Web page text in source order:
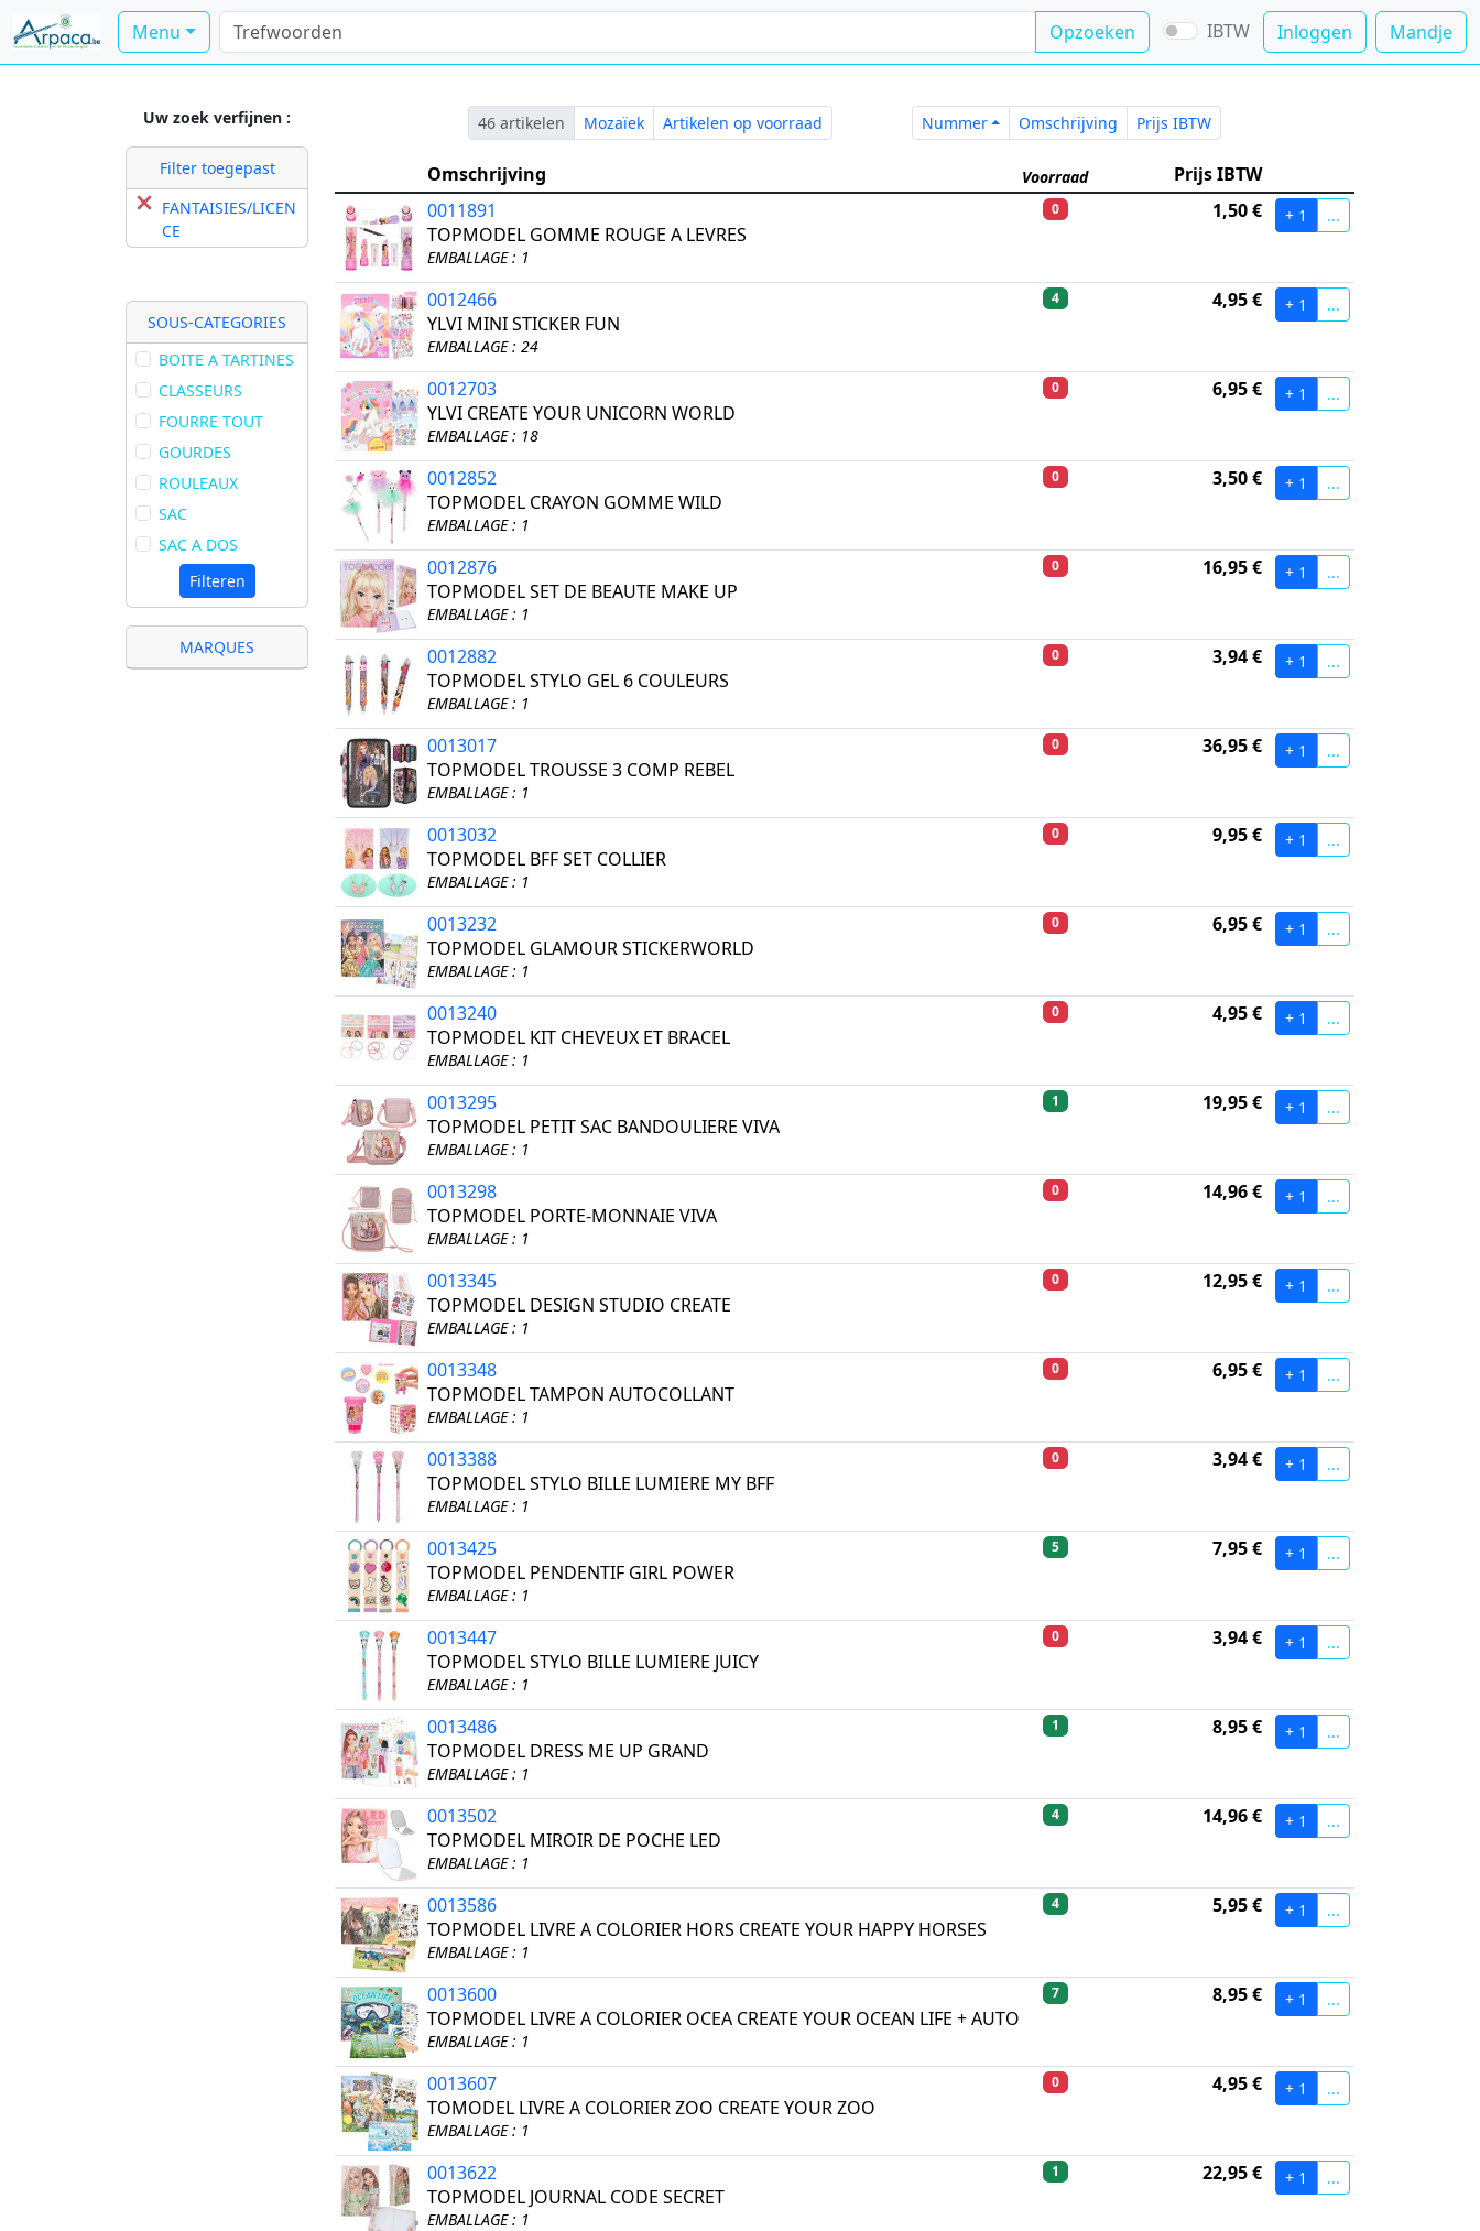
Menu Opzoeken IBTW Inloggen Mandje
Uw zoek verfijnen :
Filter toegepast
FANTAISIES/LICEN
CE
SOUS-CATEGORIES
BOITE A TARTINES
CLASSEURS
FOURRE TOUT
GOURDES
ROULEAUX
SAC
SAC A DOS
Filteren
MARQUES
46 artikelen Mozaïek Artikelen op voorraad NummerNummerOmschrijving Omschrijving
Prijs IBTWPrijs IBTW
Omschrijving Voorraad
Prijs IBTW
0011891
TOPMODEL GOMME ROUGE A LEVRES
EMBALLAGE : 1
0 1,50 € + 1 ...
0012466
YLVI MINI STICKER FUN
EMBALLAGE : 24
4 4,95 € + 1 ...
0012703
YLVI CREATE YOUR UNICORN WORLD
EMBALLAGE : 18
0 6,95 € + 1 ...
0012852
TOPMODEL CRAYON GOMME WILD
EMBALLAGE : 1
0 3,50 € + 1 ...
0012876
TOPMODEL SET DE BEAUTE MAKE UP
EMBALLAGE : 1
0 16,95 € + 1 ...
0012882
TOPMODEL STYLO GEL 6 COULEURS
EMBALLAGE : 1
0 3,94 € + 1 ...
0013017
TOPMODEL TROUSSE 3 COMP REBEL
EMBALLAGE : 1
0 36,95 € + 1 ...
0013032
TOPMODEL BFF SET COLLIER
EMBALLAGE : 1
0 9,95 € + 1 ...
0013232
TOPMODEL GLAMOUR STICKERWORLD
EMBALLAGE : 1
0 6,95 € + 1 ...
0013240
TOPMODEL KIT CHEVEUX ET BRACEL
EMBALLAGE : 1
0 4,95 € + 1 ...
0013295
TOPMODEL PETIT SAC BANDOULIERE VIVA
EMBALLAGE : 1
1 19,95 € + 1 ...
0013298
TOPMODEL PORTE-MONNAIE VIVA
EMBALLAGE : 1
0 14,96 € + 1 ...
0013345
TOPMODEL DESIGN STUDIO CREATE
EMBALLAGE : 1
0 12,95 € + 1 ...
0013348
TOPMODEL TAMPON AUTOCOLLANT
EMBALLAGE : 1
0 6,95 € + 1 ...
0013388
TOPMODEL STYLO BILLE LUMIERE MY BFF
EMBALLAGE : 1
0 3,94 € + 1 ...
0013425
TOPMODEL PENDENTIF GIRL POWER
EMBALLAGE : 1
5 7,95 € + 1 ...
0013447
TOPMODEL STYLO BILLE LUMIERE JUICY
EMBALLAGE : 1
0 3,94 € + 1 ...
0013486
TOPMODEL DRESS ME UP GRAND
EMBALLAGE : 1
1 8,95 € + 1 ...
0013502
TOPMODEL MIROIR DE POCHE LED
EMBALLAGE : 1
4 14,96 € + 1 ...
0013586
TOPMODEL LIVRE A COLORIER HORS CREATE YOUR HAPPY HORSES
EMBALLAGE : 1
4 5,95 € + 1 ...
0013600
TOPMODEL LIVRE A COLORIER OCEA CREATE YOUR OCEAN LIFE + AUTO
EMBALLAGE : 1
7 8,95 € + 1 ...
0013607
TOMODEL LIVRE A COLORIER ZOO CREATE YOUR ZOO
EMBALLAGE : 1
0 4,95 € + 1 ...
0013622
TOPMODEL JOURNAL CODE SECRET
EMBALLAGE : 1
1 22,95 € + 1 ...